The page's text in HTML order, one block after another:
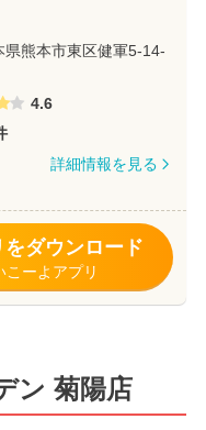
県熊本市東区健軍5-14-
4.6
詳細情報を見る
をダウンロード
こーよアプリ
ン 菊陽店